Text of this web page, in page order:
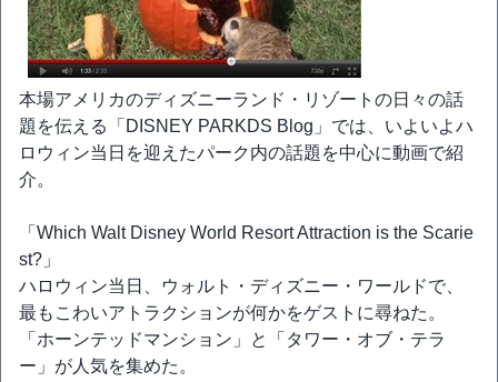
本場アメリカのディズニーランド・リゾートの日々の話
題を伝える「DISNEY PARKDS Blog」では、いよいよハ
ロウィン当日を迎えたパーク内の話題を中心に動画で紹
介。
「Which Walt Disney World Resort Attraction is the Scarie
st?」
ハロウィン当日、ウォルト・ディズニー・ワールドで、
最もこわいアトラクションが何かをゲストに尋ねた。
「ホーンテッドマンション」と「タワー・オブ・テラ
ー」が人気を集めた。